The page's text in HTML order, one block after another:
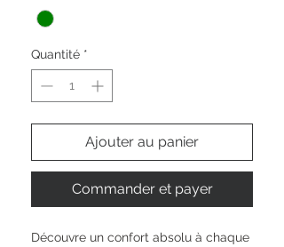
Quantité *
Ajouter au panier
Commander et payer
Découvre un confort absolu à chaque